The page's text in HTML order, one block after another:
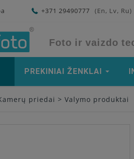
+371 29490777 (En, Lv, Ru)
Foto ir vaizdo
PREKINIAI ŽENKLAI
priedai > Valymo produktai